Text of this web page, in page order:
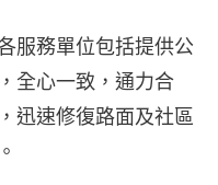
服務單位包括提供公
全心一致，通力合
迅速修復路面及社區